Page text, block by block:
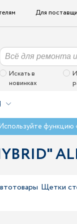
Для
Искать в
новинках
функцию
Щетки